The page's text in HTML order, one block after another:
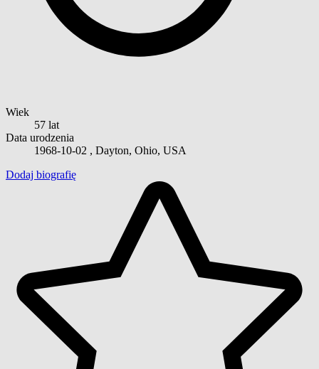
Wiek
57 lat
Data urodzenia
1968-10-02 , Dayton, Ohio, USA
Dodaj biografię